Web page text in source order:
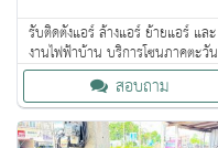
รับติดตั้งแอร์ ล้างแอร์ ย้ายแอร์ และ
งานไฟฟ้าบ้าน บริการโซนภาคตะวัน
ออก ให้บริการผ่านแพลทฟอร์ม
สอบถาม